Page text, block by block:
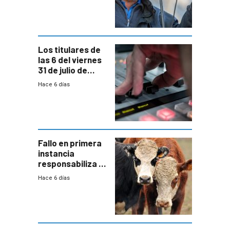
Los titulares de
las 6 del viernes
31 de julio de
2026
Hace 6 días
Fallo en primera
instancia
responsabiliza al
Estado por falta
Hace 6 días